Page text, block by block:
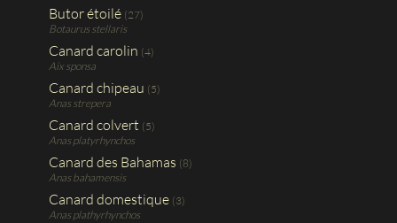
Butor étoilé (27)
Botaurus stellaris
Canard carolin (4)
Aix sponsa
Canard chipeau (5)
Anas strepera
Canard colvert (5)
Anas platyrhynchos
Canard des Bahamas (8)
Anas bahamensis
Canard domestique (3)
Anas plathyrhynchos